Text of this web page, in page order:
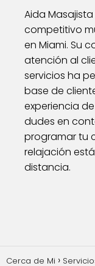
Aida
competitivo
en Miami. Su
atención al
servicios ha
base de
experiencia
dudes en
programar tu
relajación
distancia.
Cerca de Mi